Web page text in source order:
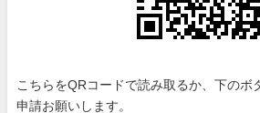
こちらをQRコードで読み取るか、下のボ
申請お願いします。